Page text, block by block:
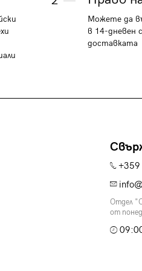
Можете да
в 14-дневен
доставката
+359
Отдел
от